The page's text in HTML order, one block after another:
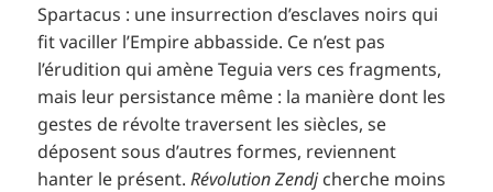
Spartacus : une insurrection d’esclaves noirs qui
fit vaciller l’Empire abbasside. Ce n’est pas
l’érudition qui amène Teguia vers ces fragments,
mais leur persistance même : la manière dont les
gestes de révolte traversent les siècles, se
déposent sous d’autres formes, reviennent
hanter le présent.Révolution Zendjcherche moins